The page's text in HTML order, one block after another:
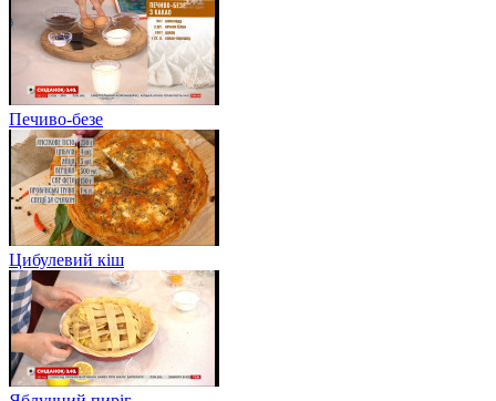
Печиво-безе
Цибулевий кіш